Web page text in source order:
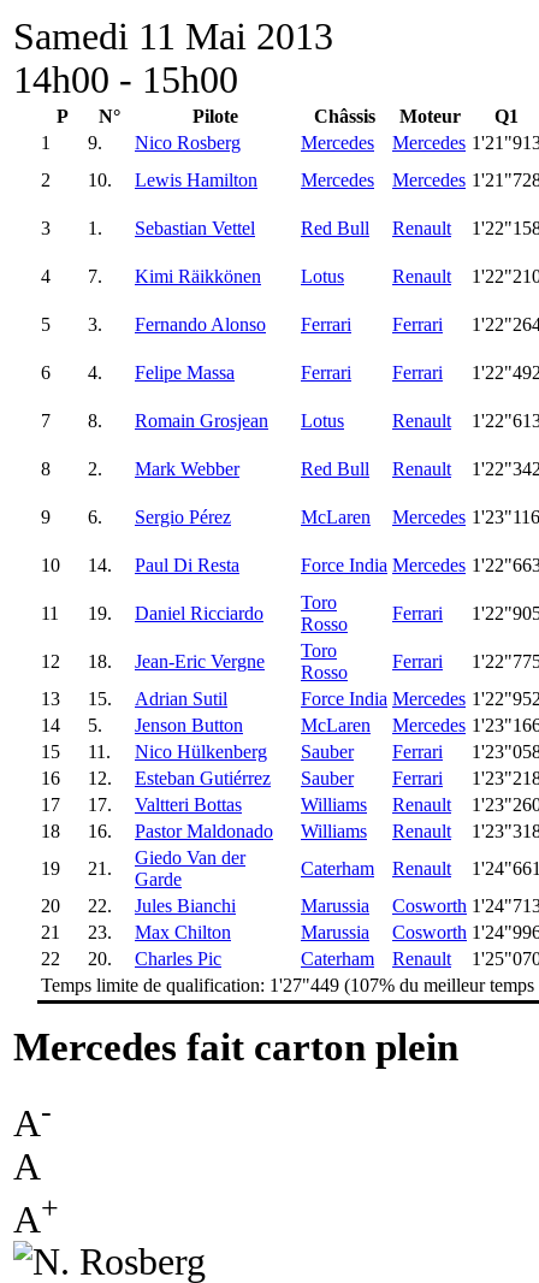
Samedi 11 Mai 2013
14h00 - 15h00
P N° Pilote Châssis Moteur
Q1
1
9. Nico Rosberg Mercedes Mercedes
2
10. Lewis Hamilton Mercedes Mercedes
3 1. Sebastian Vettel Red Bull Renault
4 7. Kimi Räikkönen Lotus Renault
5 3. Fernando Alonso Ferrari Ferrari
6 4. Felipe Massa Ferrari Ferrari
7 8. Romain Grosjean Lotus Renault
8 2. Mark Webber Red Bull Renault
9 6. Sergio Pérez McLaren Mercedes 1'23"116
10 14. Paul Di Resta Force India Mercedes
11 19. Daniel Ricciardo
Toro
Rosso
Ferrari
12 18. Jean-Eric Vergne
Toro
Rosso
Ferrari
13
15. Adrian Sutil Force India Mercedes
14
5. Jenson Button McLaren Mercedes
15
11. Nico Hülkenberg Sauber Ferrari
16
12. Esteban Gutiérrez Sauber Ferrari
17
17. Valtteri Bottas Williams Renault
18
16. Pastor Maldonado Williams Renault
19
21.
Giedo Van der
Garde
Caterham Renault
20
22. Jules Bianchi Marussia Cosworth
21
23. Max Chilton Marussia Cosworth
22
20. Charles Pic Caterham Renault
Temps limite de qualification: 1'27"449 (107% du meilleur temps
Mercedes fait carton plein
A-
A
A+